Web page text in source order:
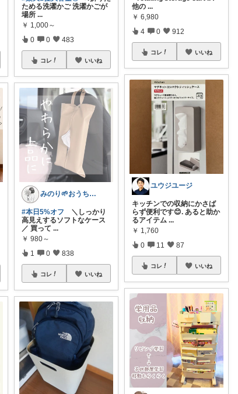
ためる洗濯かご 洗濯かごが
場所 ...
￥ 1,000～
0 0 483
コレ いいね
みのり🌱おうち時間充実item
#本日5%オフ ＼しっかり
高見えするソフトなケース
／ 買って ...
￥ 980～
1 0 838
コレ いいね
他の ...
￥ 6,980
4 0 912
コレ いいね
ユウジユージ
キッチンでの収納にかさば
らず便利です😊. あると助か
るアイテム ...
￥ 1,760
0 11 87
コレ いいね